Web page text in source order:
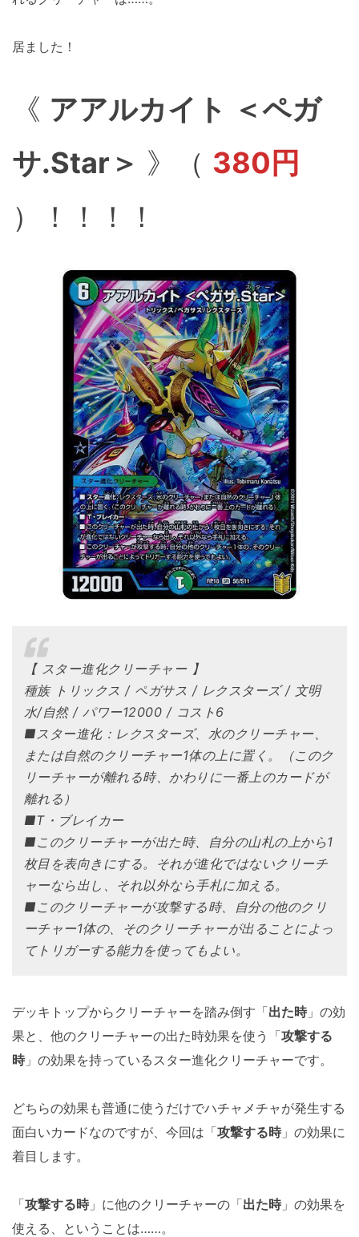
居ました！
《 アアルカイト ＜ペガ
サ.Star＞ 》（ 380円
）！！！！
【 スター進化クリーチャー 】
種族 トリックス / ペガサス / レクスターズ / 文明
水/自然 / パワー12000 / コスト6
■スター進化：レクスターズ、水のクリーチャー、
または自然のクリーチャー1体の上に置く。（このク
リーチャーが離れる時、かわりに一番上のカードが
離れる）
■T・ブレイカー
■このクリーチャーが出た時、自分の山札の上から1
枚目を表向きにする。それが進化ではないクリーチ
ャーなら出し、それ以外なら手札に加える。
■このクリーチャーが攻撃する時、自分の他のクリ
ーチャー1体の、そのクリーチャーが出ることによっ
てトリガーする能力を使ってもよい。
デッキトップからクリーチャーを踏み倒す「出た時」の効
果と、他のクリーチャーの出た時効果を使う「攻撃する
時」の効果を持っているスター進化クリーチャーです。
どちらの効果も普通に使うだけでハチャメチャが発生する
面白いカードなのですが、今回は「攻撃する時」の効果に
着目します。
「攻撃する時」に他のクリーチャーの「出た時」の効果を
使える、ということは……。